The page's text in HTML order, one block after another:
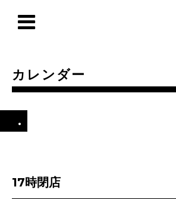
カレンダー
.
17時閉店